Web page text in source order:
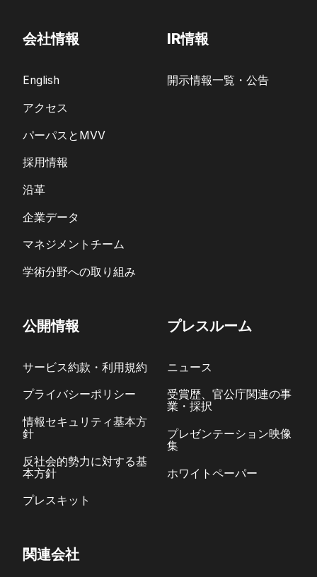
会社情報
English
アクセス
パーパスとMVV
採用情報
沿革
企業データ
マネジメントチーム
学術分野への取り組み
IR情報
開示情報一覧・公告
公開情報
サービス約款・利用規約
プライバシーポリシー
情報セキュリティ基本方
針
反社会的勢力に対する基
本方針
プレスキット
プレスルーム
ニュース
受賞歴、官公庁関連の事
業・採択
プレゼンテーション映像
集
ホワイトペーパー
関連会社